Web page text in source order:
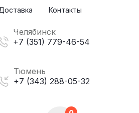
Контакты
Челябинск
+7 (351) 779-46-54
Тюмень
+7 (343) 288-05-32